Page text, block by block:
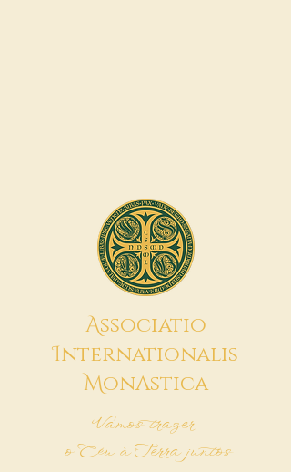
Associatio
Internationalis
MonAstica
Vamos trazer
o Céu à Terra juntos